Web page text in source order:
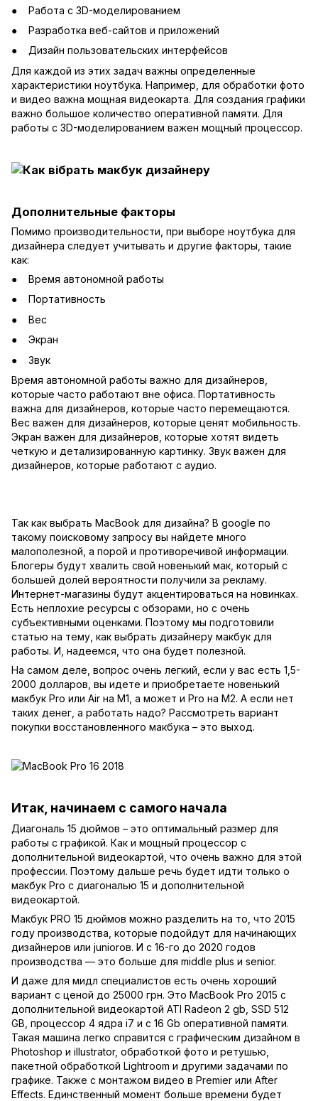
Работа с 3D-моделированием
Разработка веб-сайтов и приложений
Дизайн пользовательских интерфейсов
Для каждой из этих задач важны определенные
характеристики ноутбука. Например, для обработки фото
и видео важна мощная видеокарта. Для создания графики
важно большое количество оперативной памяти. Для
работы с 3D-моделированием важен мощный процессор.
Дополнительные факторы
Помимо производительности, при выборе ноутбука для
дизайнера следует учитывать и другие факторы, такие
как:
Время автономной работы
Портативность
Вес
Экран
Звук
Время автономной работы важно для дизайнеров,
которые часто работают вне офиса. Портативность
важна для дизайнеров, которые часто перемещаются.
Вес важен для дизайнеров, которые ценят мобильность.
Экран важен для дизайнеров, которые хотят видеть
четкую и детализированную картинку. Звук важен для
дизайнеров, которые работают с аудио.
Так как выбрать MacBook для дизайна? В google по
такому поисковому запросу вы найдете много
малополезной, а порой и противоречивой информации.
Блогеры будут хвалить свой новенький мак, который с
большей долей вероятности получили за рекламу.
Интернет-магазины будут акцентироваться на новинках.
Есть неплохие ресурсы с обзорами, но с очень
субъективными оценками. Поэтому мы подготовили
статью на тему, как выбрать дизайнеру макбук для
работы. И, надеемся, что она будет полезной.
На самом деле, вопрос очень легкий, если у вас есть 1,5-
2000 долларов, вы идете и приобретаете новенький
макбук Pro или Air на М1, а может и Pro на М2. А если нет
таких денег, а работать надо? Рассмотреть вариант
покупки восстановленного макбука – это выход.
Итак, начинаем с самого начала
Диагональ 15 дюймов – это оптимальный размер для
работы с графикой. Как и мощный процессор с
дополнительной видеокартой, что очень важно для этой
профессии. Поэтому дальше речь будет идти только о
макбук Pro с диагональю 15 и дополнительной
видеокартой.
Макбук PRO 15 дюймов можно разделить на то, что 2015
году производства, которые подойдут для начинающих
дизайнеров или juniorов. И с 16-го до 2020 годов
производства — это больше для middle plus и senior.
И даже для мидл специалистов есть очень хороший
вариант с ценой до 25000 грн. Это MacBook Pro 2015 с
дополнительной видеокартой ATI Radeon 2 gb, SSD 512
GB, процессор 4 ядра i7 и с 16 Gb оперативной памяти.
Такая машина легко справится с графическим дизайном в
Photoshop и illustrator, обработкой фото и ретушью,
пакетной обработкой Lightroom и другими задачами по
графике. Также с монтажом видео в Premier или After
Effects. Единственный момент больше времени будет